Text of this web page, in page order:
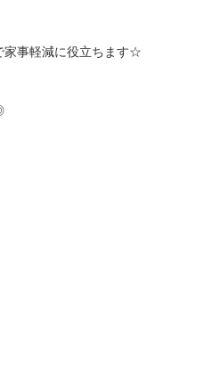
家事軽減に役立ちます☆